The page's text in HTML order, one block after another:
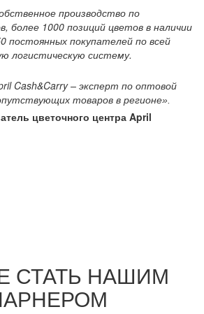
производство по
более 1000 позиций цветов в наличии
постоянных покупателей по всей
логистическую систему.
Cash&Carry – эксперт по оптовой
товаров в регионе».
цветочного центра April
СТАТЬ НАШИМ